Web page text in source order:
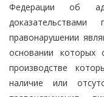
Федерации об
правонарушении
основании которых
производстве
наличие или